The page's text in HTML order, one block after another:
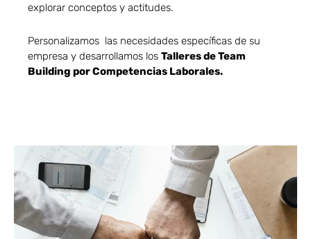
explorar conceptos y actitudes.
Personalizamos las necesidades específicas de su
empresa y desarrollamos los Talleres de Team
Building por Competencias Laborales.